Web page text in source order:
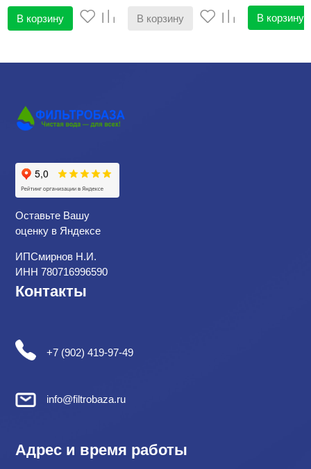
В корзину В корзину В корзину
Оставьте Вашу
оценку в Яндексе
ИПСмирнов Н.И.
ИНН 780716996590
Контакты
+7 (902) 419-97-49
info@filtrobaza.ru
Адрес и время работы